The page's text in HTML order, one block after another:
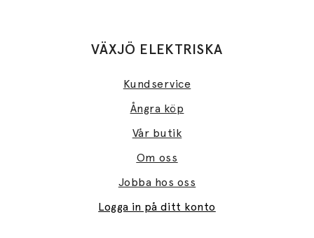
VÄXJÖ ELEKTRISKA
Kundservice
Ångra köp
Vår butik
Om oss
Jobba hos oss
Logga in på ditt konto